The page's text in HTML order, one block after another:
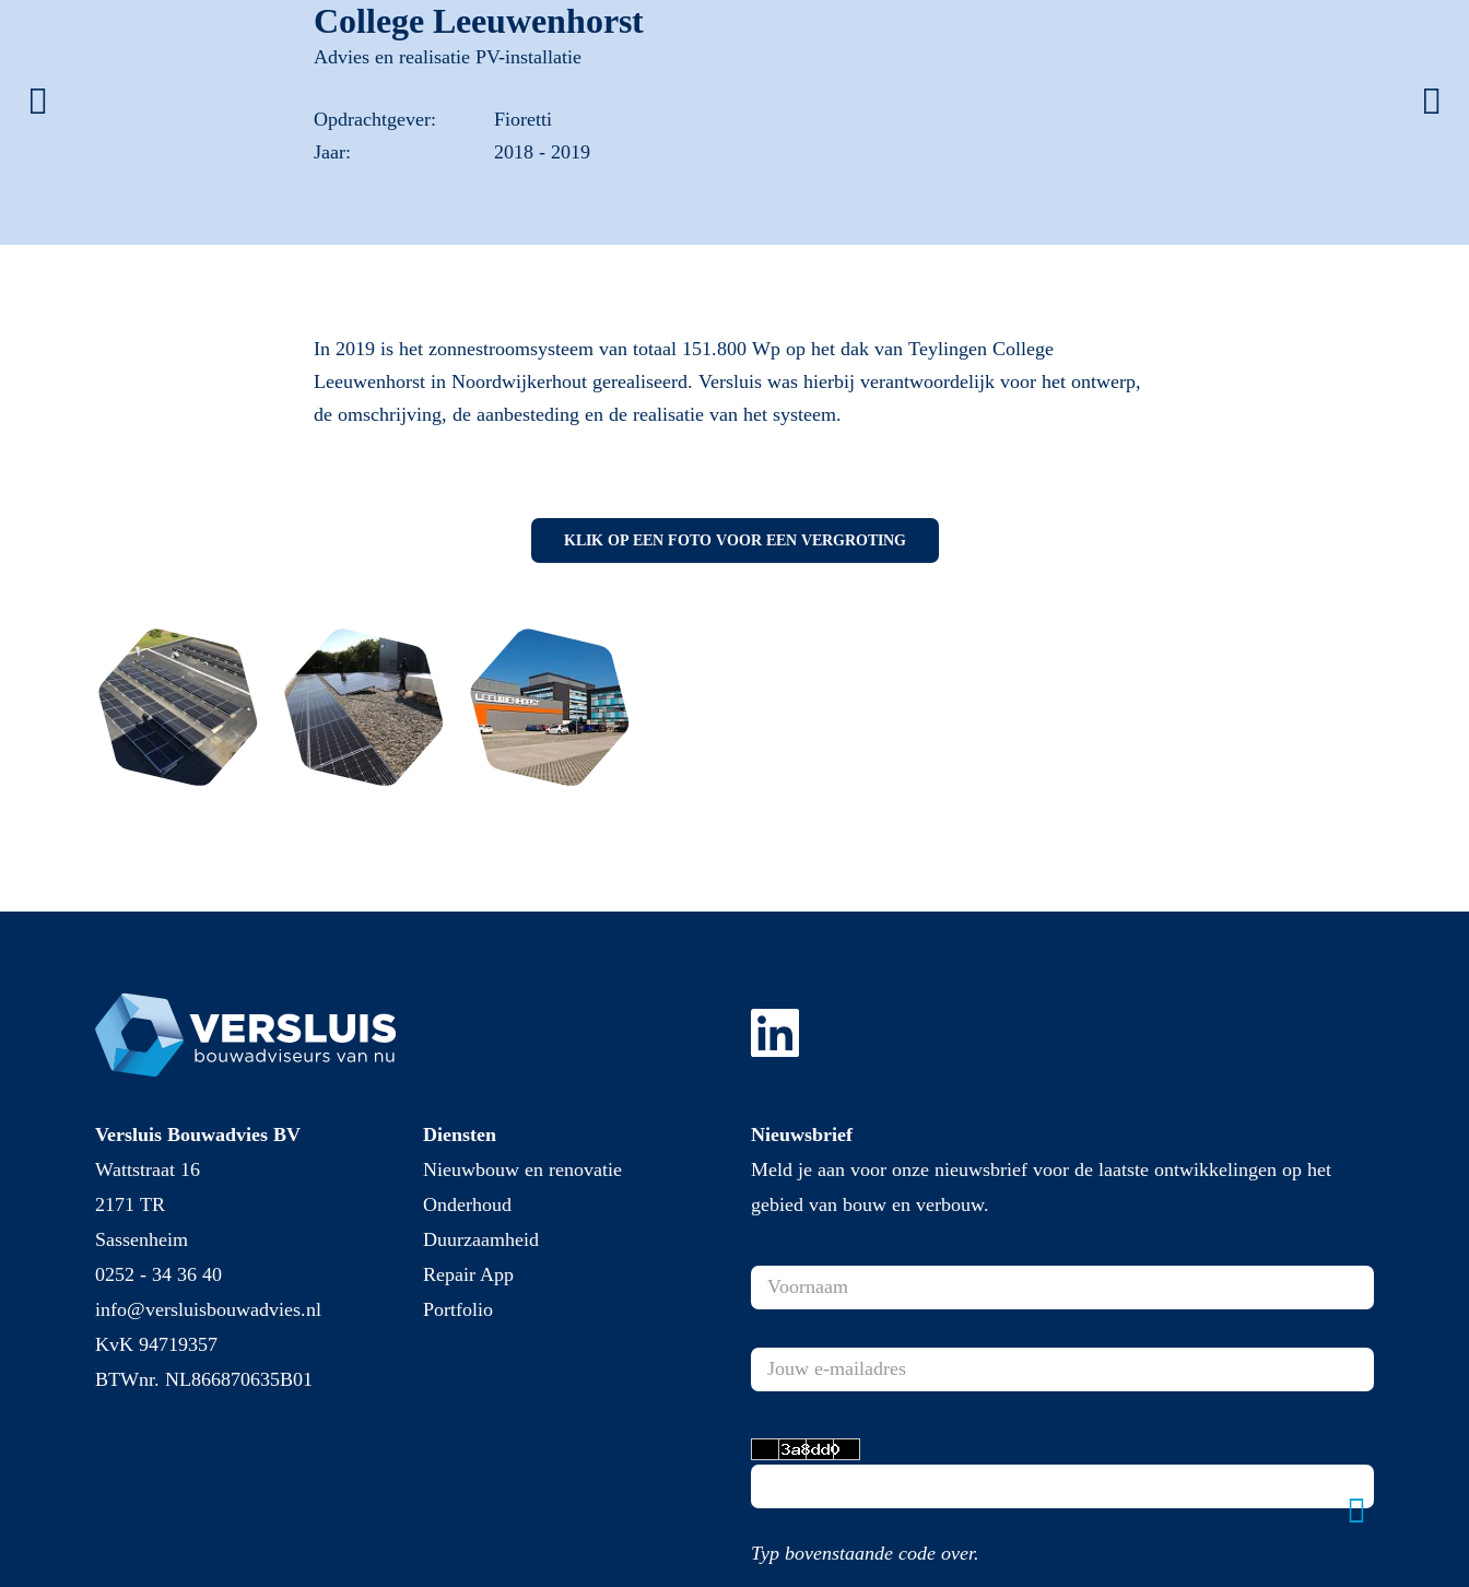
College Leeuwenhorst
Advies en realisatie PV-installatie
Opdrachtgever:
Fioretti
Jaar:
2018 - 2019
In 2019 is het zonnestroomsysteem van totaal 151.800 Wp op het dak van Teylingen College
Leeuwenhorst in Noordwijkerhout gerealiseerd. Versluis was hierbij verantwoordelijk voor het ontwerp,
de omschrijving, de aanbesteding en de realisatie van het systeem.
KLIK OP EEN FOTO VOOR EEN VERGROTING
Versluis Bouwadvies BV
Wattstraat 16
2171 TR
Sassenheim
0252 - 34 36 40
info@versluisbouwadvies.nl
KvK 94719357
BTWnr. NL866870635B01
Diensten
Nieuwbouw en renovatie
Onderhoud
Duurzaamheid
Repair App
Portfolio
Nieuwsbrief
Meld je aan voor onze nieuwsbrief voor de laatste ontwikkelingen op het
gebied van bouw en verbouw.
Typ bovenstaande code over.